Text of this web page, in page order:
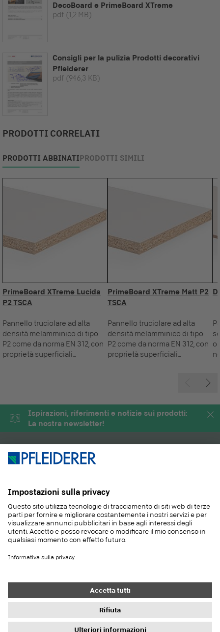
DecoBoard e PrimeBoard XTreme
pdf (1,2 MB)
Consigli per la pulizia Prodotti decorativi
Pfleiderer
pdf (946,3 KB)
PRODOTTI CORRELATI
PRODOTTI ABBINATIPRODOTTI SIMILI
PrimeBoard XTreme Lucida
P2 TSCA
Pannello truciolare ad alta
densità melamminico di tipo
P2 come da norma EN 312, con
proprietà superficiali
elastico per applicazioni
verticali.
PrimeBoard XTreme Matt P2
TSCA
Pannello truciolare ad alta
densità melamminico di tipo
P2 come da norma EN 312, con
proprietà superficiali
elastico e effetto anti-finger
per applicazioni verticali.
Ispirazioni, riferimenti e notizie sui prodotti:
La nostra newsletter!
PRODOTTI
APPLICAZIONI
SOSTENIBILITA
SERVIZIO
CONTATTO
Contatto Acquisti
Colofone
Impostazioni di protezione dei dati
Doveri di informazione
Condizioni generali Newsletter